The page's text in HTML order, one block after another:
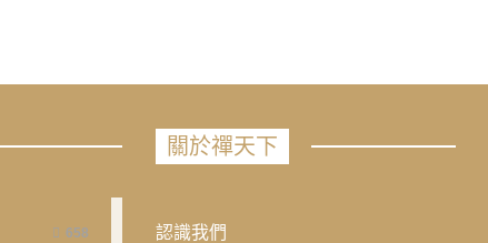
658
關於禪天下
認識我們